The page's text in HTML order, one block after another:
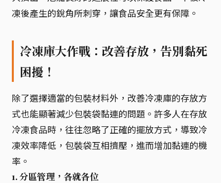
凍後產生的銳角所刺穿，讓食品安全更有保障。
冷凍庫大作戰：改善存放，告別黏死
困擾！
除了選擇適當的包裝材料外，改善冷凍庫的存放方
式也能顯著減少包裝袋黏連的問題。許多人在存放
冷凍食品時，往往忽略了正確的擺放方式，導致冷
凍效率降低，包裝袋互相擠壓，進而增加黏連的機
率。
1. 分區管理，各就各位